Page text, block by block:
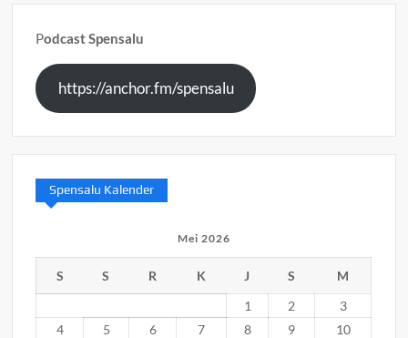
Podcast Spensalu
https://anchor.fm/spensalu
Spensalu Kalender
Mei 2026
S S R K J S
M
1
2
3
4
5 6 7 8 9
10